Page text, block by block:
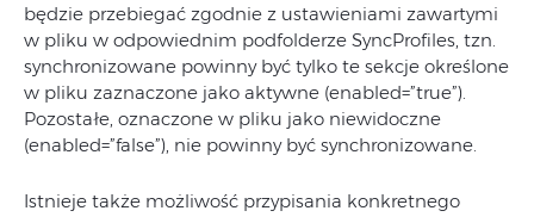
będzie przebiegać zgodnie z ustawieniami zawartymi
w pliku w odpowiednim podfolderze SyncProfiles, tzn.
synchronizowane powinny być tylko te sekcje określone
w pliku zaznaczone jako aktywne (enabled=”true”).
Pozostałe, oznaczone w pliku jako niewidoczne
(enabled=”false”), nie powinny być synchronizowane.
Istnieje także możliwość przypisania konkretnego